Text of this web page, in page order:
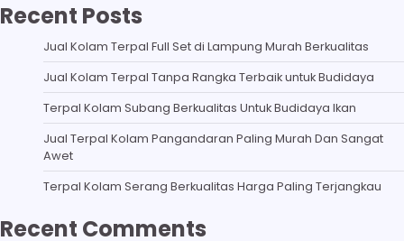
Recent Posts
Jual Kolam Terpal Full Set di Lampung Murah Berkualitas
Jual Kolam Terpal Tanpa Rangka Terbaik untuk Budidaya
Terpal Kolam Subang Berkualitas Untuk Budidaya Ikan
Jual Terpal Kolam Pangandaran Paling Murah Dan Sangat
Awet
Terpal Kolam Serang Berkualitas Harga Paling Terjangkau
Recent Comments